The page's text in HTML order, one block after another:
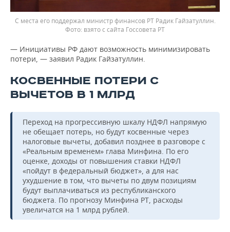
С места его поддержал министр финансов РТ Радик Гайзатуллин.
взято с сайта Госсовета РТ
— Инициативы РФ дают возможность минимизировать
потери, — заявил Радик Гайзатуллин.
КОСВЕННЫЕ ПОТЕРИ С
ВЫЧЕТОВ В 1 МЛРД
Переход на прогрессивную шкалу НДФЛ напрямую
не обещает потерь, но будут косвенные через
налоговые вычеты, добавил позднее в разговоре с
«Реальным временем» глава Минфина. По его
оценке, доходы от повышения ставки НДФЛ
«пойдут в федеральный бюджет», а для нас
ухудшение в том, что вычеты по двум позициям
будут выплачиваться из республиканского
бюджета. По прогнозу Минфина РТ, расходы
увеличатся на 1 млрд рублей.